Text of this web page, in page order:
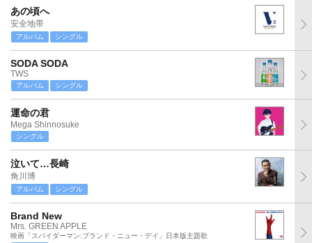
あの頃へ
安全地帯
アルバム シングル
SODA SODA
TWS
アルバム シングル
運命の君
Mega Shinnosuke
シングル
泣いて…長崎
角川博
アルバム シングル
Brand New
Mrs. GREEN APPLE
映画「スパイダーマン:ブランド・ニュー・デイ」日本版主題歌